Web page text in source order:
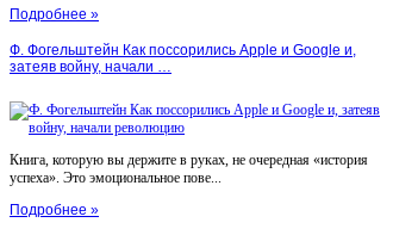
Подробнее »
Ф. Фогельштейн Как поссорились Apple и Google и,
затеяв войну, начали …
Книга, которую вы держите в руках, не очередная «история
успеха». Это эмоциональное пове...
Подробнее »